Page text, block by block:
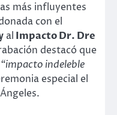
más influyentes
con el
al Impacto Dr. Dre
destacó que
“impacto indeleble
especial el